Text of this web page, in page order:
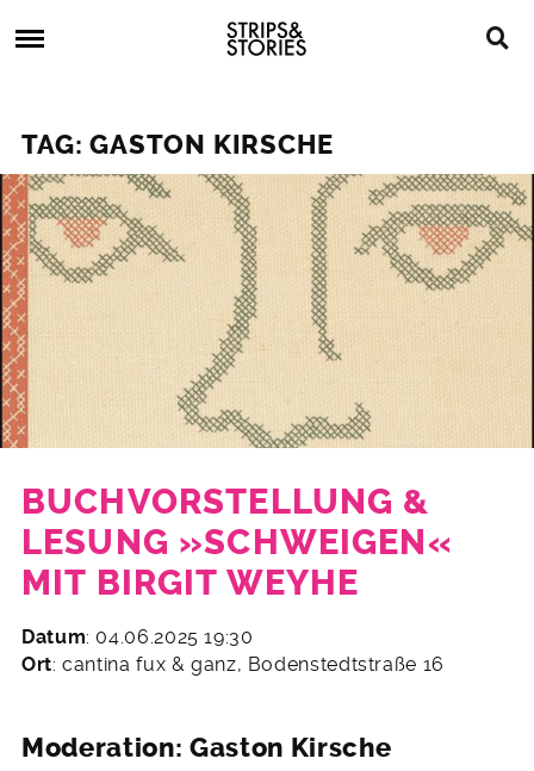
to
Strips
&
Stories
Comics,
Bücher
TAG: GASTON KIRSCHE
BUCHVORSTELLUNG &
LESUNG »SCHWEIGEN«
MIT BIRGIT WEYHE
22.
April
Datum: 04.06.2025 19:30
Ort: cantina fux & ganz, Bodenstedtstraße 16
Moderation: Gaston Kirsche